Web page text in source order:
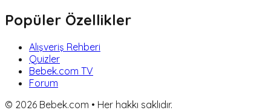
Popüler Özellikler
Alışveriş Rehberi
Quizler
Bebek.com TV
Forum
© 2026 Bebek.com • Her hakkı saklıdır.